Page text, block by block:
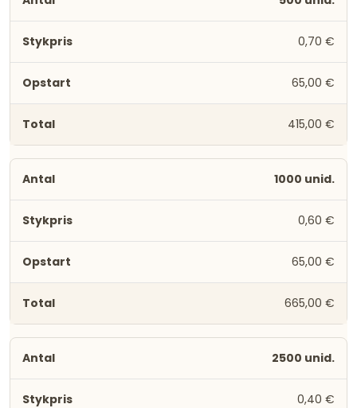
0,70 €
65,00 €
415,00 €
1000 unid.
0,60 €
65,00 €
665,00 €
2500 unid.
0,40 €